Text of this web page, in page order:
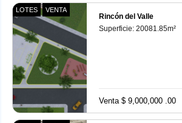
LOTES VENTA
Rincón del Valle
Superficie: 20081.85m²
Venta $ 9,000,000 .00